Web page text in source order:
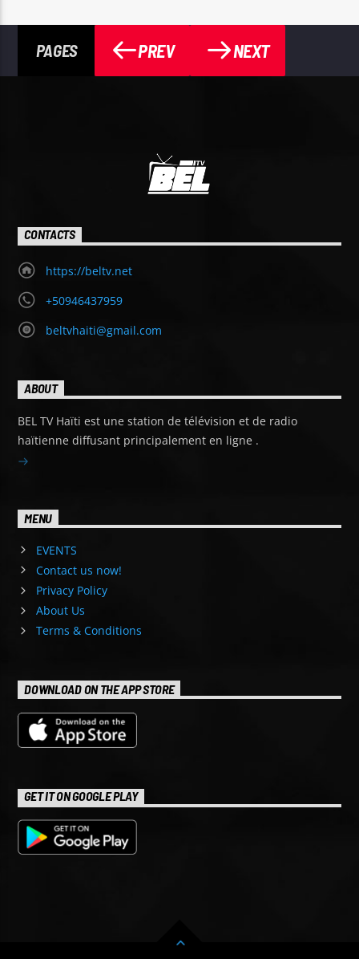
PAGES PREV NEXT
CONTACTS
https://beltv.net
+50946437959
beltvhaiti@gmail.com
ABOUT
BEL TV Haïti est une station de télévision et de radio
haïtienne diffusant principalement en ligne .
MENU
EVENTS
Contact us now!
Privacy Policy
About Us
Terms & Conditions
DOWNLOAD ON THE APP STORE
GET IT ON GOOGLE PLAY